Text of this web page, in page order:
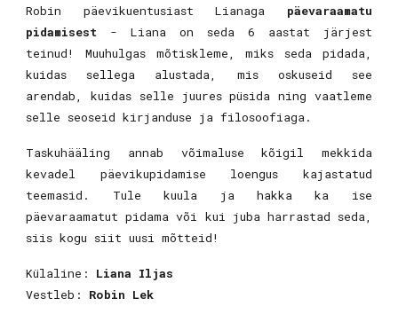
Robin päevikuentusiast Lianaga päevaraamatu
pidamisest - Liana on seda 6 aastat järjest
teinud! Muuhulgas mõtiskleme, miks seda pidada,
kuidas sellega alustada, mis oskuseid see
arendab, kuidas selle juures püsida ning vaatleme
selle seoseid kirjanduse ja filosoofiaga.
Taskuhääling annab võimaluse kõigil mekkida
kevadel päevikupidamise loengus kajastatud
teemasid. Tule kuula ja hakka ka ise
päevaraamatut pidama või kui juba harrastad seda,
siis kogu siit uusi mõtteid!
Külaline: Liana Iljas
Vestleb: Robin Lek